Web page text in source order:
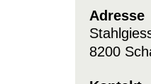
Adresse
8200